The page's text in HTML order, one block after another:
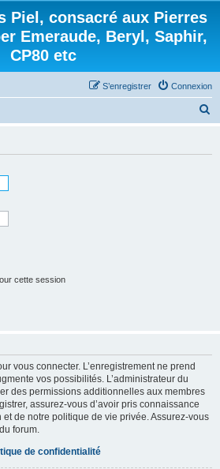
Piel, consacré aux Pierres
Emeraude, Beryl, Saphir,
CP80 etc
Connexion
S’enregistrer
cette session
vous connecter. L’enregistrement ne prend
vos possibilités. L’administrateur du
des permissions additionnelles aux membres
assurez-vous d’avoir pris connaissance
et de notre politique de vie privée. Assurez-vous
forum.
de confidentialité